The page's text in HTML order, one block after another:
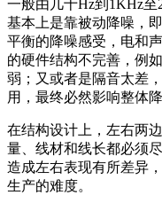
一般由几十Hz到1KHz至
基本上是靠被动降噪，
平衡的降噪感受，电和
的硬件结构不完善，例
弱；又或者是隔音太差
用，最终必然影响整体降
在结构设计上，左右两
量、线材和线长都必须
造成左右表现有所差异
生产的难度。